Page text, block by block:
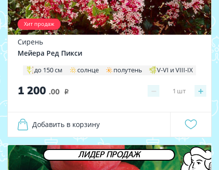
Хит продаж
Сирень
Мейера Ред Пикси
до 150 см солнце полутень V-VI и VIII-IX
1 200 .00 i − +
1 шт
Добавить в корзину
ЛИДЕР ПРОДАЖ